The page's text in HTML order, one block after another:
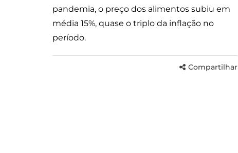
pandemia, o preço dos alimentos subiu em
média 15%, quase o triplo da inflação no
período.
Compartilhar